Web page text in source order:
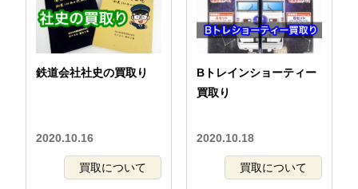
鉄道会社社史の買取り
2020.10.16
買取について
Bトレインショーティー
買取り
2020.10.18
買取について